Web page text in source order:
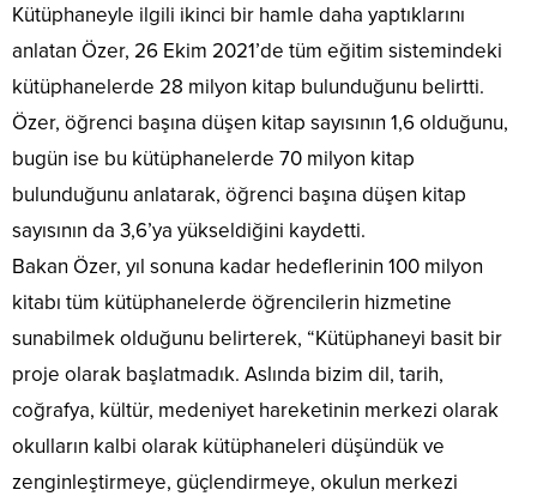
Kütüphaneyle ilgili ikinci bir hamle daha yaptıklarını
anlatan Özer, 26 Ekim 2021’de tüm eğitim sistemindeki
kütüphanelerde 28 milyon kitap bulunduğunu belirtti.
Özer, öğrenci başına düşen kitap sayısının 1,6 olduğunu,
bugün ise bu kütüphanelerde 70 milyon kitap
bulunduğunu anlatarak, öğrenci başına düşen kitap
sayısının da 3,6’ya yükseldiğini kaydetti.
Bakan Özer, yıl sonuna kadar hedeflerinin 100 milyon
kitabı tüm kütüphanelerde öğrencilerin hizmetine
sunabilmek olduğunu belirterek, “Kütüphaneyi basit bir
proje olarak başlatmadık. Aslında bizim dil, tarih,
coğrafya, kültür, medeniyet hareketinin merkezi olarak
okulların kalbi olarak kütüphaneleri düşündük ve
zenginleştirmeye, güçlendirmeye, okulun merkezi